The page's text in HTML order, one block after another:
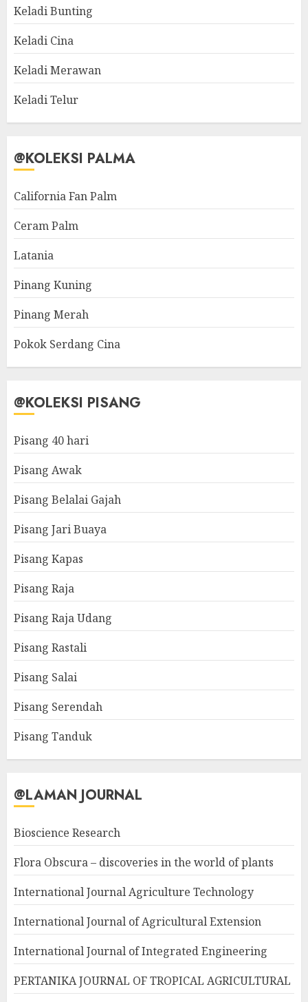
Keladi Bunting
Keladi Cina
Keladi Merawan
Keladi Telur
@KOLEKSI PALMA
California Fan Palm
Ceram Palm
Latania
Pinang Kuning
Pinang Merah
Pokok Serdang Cina
@KOLEKSI PISANG
Pisang 40 hari
Pisang Awak
Pisang Belalai Gajah
Pisang Jari Buaya
Pisang Kapas
Pisang Raja
Pisang Raja Udang
Pisang Rastali
Pisang Salai
Pisang Serendah
Pisang Tanduk
@LAMAN JOURNAL
Bioscience Research
Flora Obscura – discoveries in the world of plants
International Journal Agriculture Technology
International Journal of Agricultural Extension
International Journal of Integrated Engineering
PERTANIKA JOURNAL OF TROPICAL AGRICULTURAL